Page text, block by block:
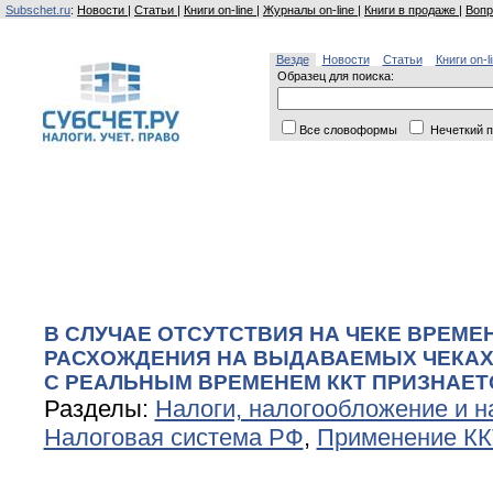
Subschet.ru: Новости | Статьи | Книги on-line | Журналы on-line | Книги в продаже |
Везде Новости Статьи
Книги on-
Образец для поиска:
Все словоформы Нечеткий
В СЛУЧАЕ ОТСУТСТВИЯ НА ЧЕКЕ
РАСХОЖДЕНИЯ НА ВЫДАВАЕМЫХ
С РЕАЛЬНЫМ ВРЕМЕНЕМ ККТ
Разделы: Налоги, налогообложение и
Налоговая система РФ, Применение